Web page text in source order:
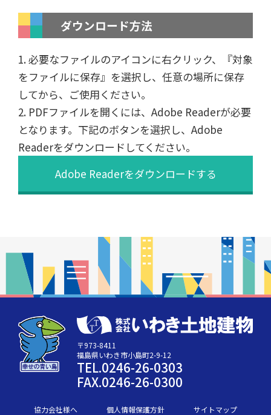
ダウンロード方法
1. 必要なファイルのアイコンに右クリック、『対象
をファイルに保存』を選択し、任意の場所に保存
してから、ご使用ください。
2. PDFファイルを開くには、Adobe Readerが必要
となります。下記のボタンを選択し、Adobe
Readerをダウンロードしてください。
Adobe Readerをダウンロードする
〒973-8411
福島県いわき市小島町2-9-12
TEL.0246-26-0303
FAX.0246-26-0300
協力会社様へ 個人情報保護方針 サイトマップ